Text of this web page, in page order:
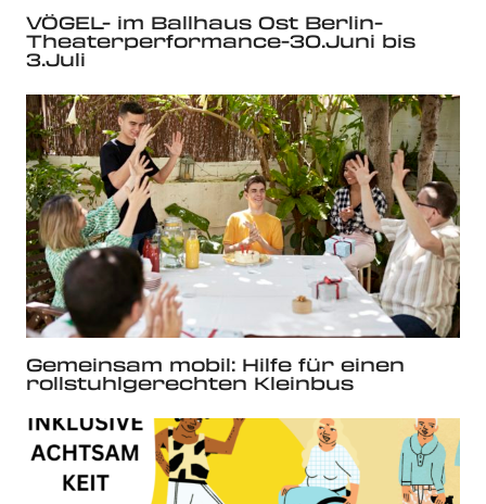
VÖGEL- im Ballhaus Ost Berlin-
Theaterperformance-30.Juni bis
3.Juli
Gemeinsam mobil: Hilfe für einen
rollstuhlgerechten Kleinbus